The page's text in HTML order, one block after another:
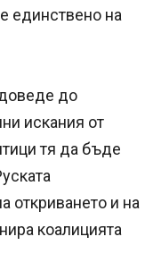
единствено на
до
искания от
тя да бъде
откриването и на
коалицията